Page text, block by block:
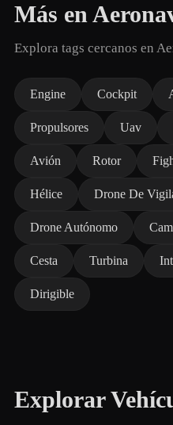
Más en
Explora tags cercanos en
Engine Cockpit
Propulsores Uav
Avión Rotor
Hélice Drone De
Drone Autónomo
Cesta Turbina
Dirigible
Explorar